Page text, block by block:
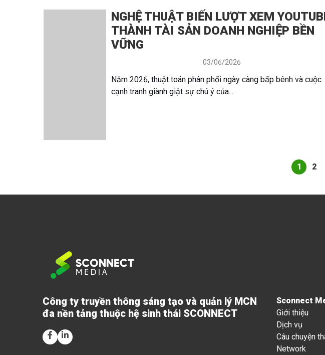
NGHỆ THUẬT BIẾN LƯỢT XEM
THÀNH TÀI SẢN DOANH NGHIỆP BỀN
VỮNG
03/06/2026
Năm 2026, thuật toán phân phối ngày càng bấp bênh và cuộc
cạnh tranh giành giật sự chú ý của...
1 2
Công ty truyền thông sáng tạo và quản lý MCN
đa nền tảng thuộc hệ sinh thái SCONNECT
Sconnect
Giới thiệu
Dịch vụ
Câu chuyện
Network